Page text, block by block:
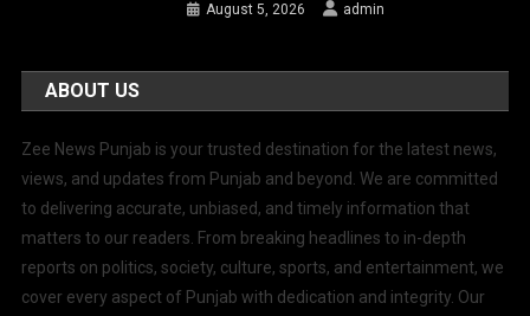
August 5, 2026 admin
ABOUT US
Zee News Punjab is your trusted destination for the latest news,
views, and updates from Punjab and beyond. We are committed
to delivering accurate, unbiased, and timely information that
matters to our readers. From breaking headlines to in-depth
reports on politics, society, culture, sports, and entertainment, we
cover every aspect of Punjab with dedication and integrity. Our